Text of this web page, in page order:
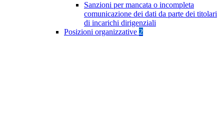
Sanzioni per mancata o incompleta
comunicazione dei dati da parte dei titolari
di incarichi dirigenziali
Posizioni organizzative 2